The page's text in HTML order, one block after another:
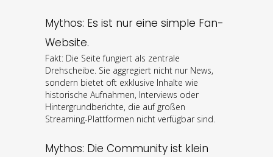
Mythos: Es ist nur eine simple Fan-
Website.
Fakt: Die Seite fungiert als zentrale
Drehscheibe. Sie aggregiert nicht nur News,
sondern bietet oft exklusive Inhalte wie
historische Aufnahmen, Interviews oder
Hintergrundberichte, die auf großen
Streaming-Plattformen nicht verfügbar sind.
Mythos: Die Community ist klein